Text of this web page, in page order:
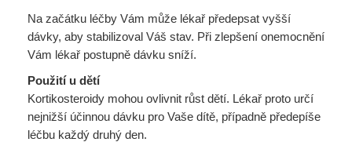
Na začátku léčby Vám může lékař předepsat vyšší
dávky, aby stabilizoval Váš stav. Při zlepšení onemocnění
Vám lékař postupně dávku sníží.
Použití u dětí
Kortikosteroidy mohou ovlivnit růst dětí. Lékař proto určí
nejnižší účinnou dávku pro Vaše dítě, případně předepíše
léčbu každý druhý den.